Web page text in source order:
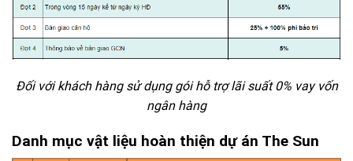
Đối với khách hàng sử dụng gói hỗ trợ lãi suất 0% vay vốn
ngân hàng
Danh mục vật liệu hoàn thiện dự án The Sun